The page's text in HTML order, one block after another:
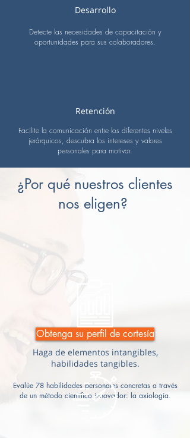
Desarrollo
Detecte las necesidades de capacitación y
oportunidades para sus colaboradores.
Retención
Facilite la comunicación entre los diferentes niveles
jerárquicos, descubra los intereses y valores
personales para motivar.
¿Por qué nuestros clientes
nos eligen?
Obtenga su perfil de cortesía
Haga de elementos intangibles,
habilidades tangibles.
Evalúe 78 habilidades personales concretas a través
de un método científico innovador: la axiología.